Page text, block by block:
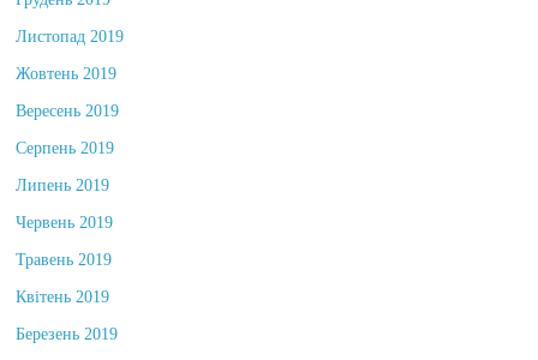
Листопад 2019
Жовтень 2019
Вересень 2019
Серпень 2019
Липень 2019
Червень 2019
Травень 2019
Квітень 2019
Березень 2019